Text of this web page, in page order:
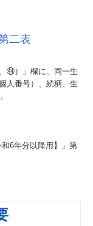
二表
㊹）」欄に、同一生
人番号）、続柄、生
6年分以降用】」第